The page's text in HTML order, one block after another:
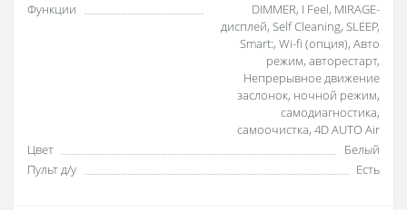
Функции
DIMMER, I Feel, MIRAGE-
дисплей, Self Cleaning, SLEEP,
Smart:, Wi-fi (опция), Авто
режим, авторестарт,
Непрерывное движение
заслонок, ночной режим,
самодиагностика,
самоочистка, 4D AUTO Air
Цвет
Белый
Пульт д/у
Есть